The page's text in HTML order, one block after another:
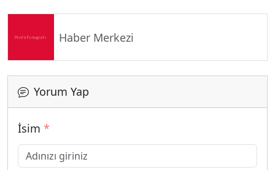
Haber Merkezi
Yorum Yap
İsim *